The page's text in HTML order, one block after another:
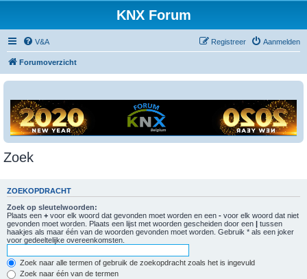
KNX Forum
V&A Aanmelden
Registreer
Forumoverzicht
Zoek
ZOEKOPDRACHT
Zoek op sleutelwoorden:
Plaats een + voor elk woord dat gevonden moet worden en een - voor elk woord dat niet
gevonden moet worden. Plaats een lijst met woorden gescheiden door een | tussen
haakjes als maar één van de woorden gevonden moet worden. Gebruik * als een joker
voor gedeeltelijke overeenkomsten.
Zoek naar alle termen of gebruik de zoekopdracht zoals het is ingevuld
Zoek naar één van de termen